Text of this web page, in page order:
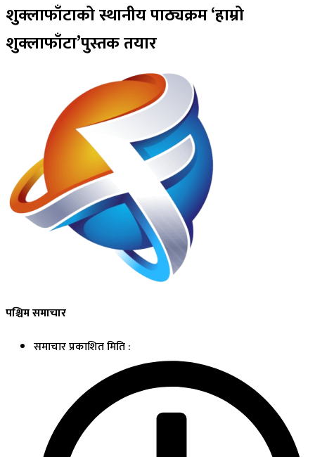
शुक्लाफाँटाको स्थानीय पाठ्यक्रम ‘हाम्रो
शुक्लाफाँटा’पुस्तक तयार
पश्चिम समाचार
समाचार प्रकाशित मिति :